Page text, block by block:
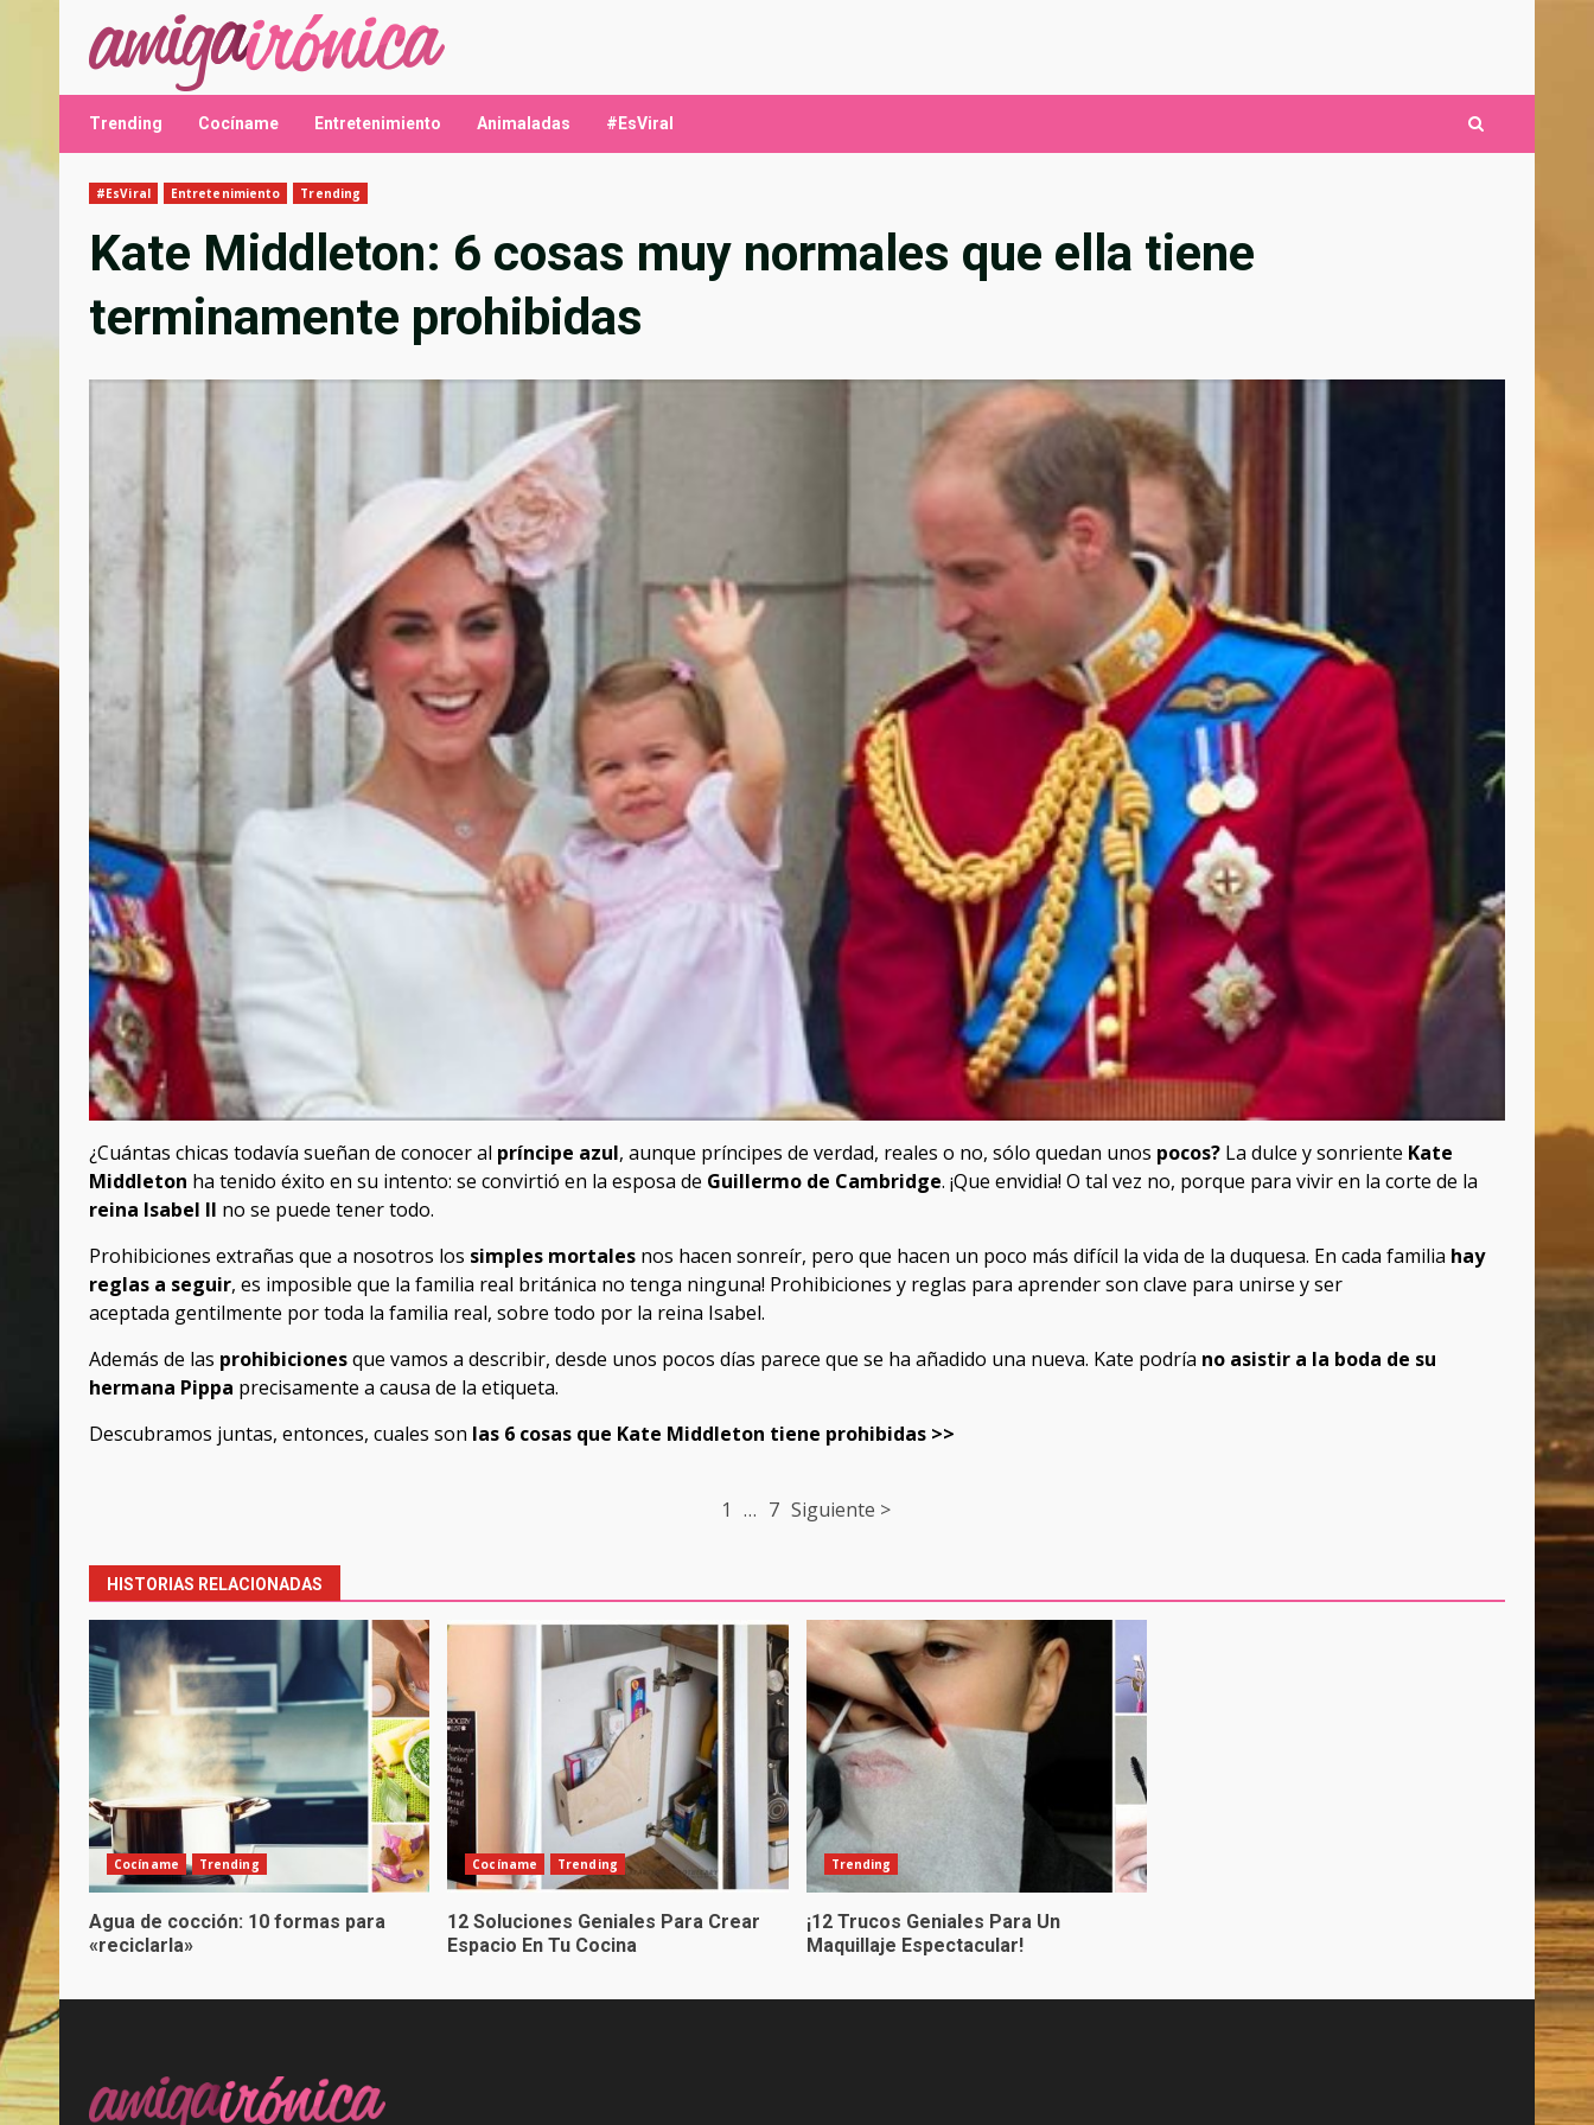
contenido
Trending Cocíname Entretenimiento Animaladas #EsViral
#EsViral Entretenimiento Trending
Kate Middleton: 6 cosas muy normales que ella tiene
terminamente prohibidas
¿Cuántas chicas todavía sueñan de conocer al príncipe azul, aunque príncipes de verdad, reales o no, sólo quedan unos pocos? La dulce y sonriente Kate
Middleton ha tenido éxito en su intento: se convirtió en la esposa de Guillermo de Cambridge. ¡Que envidia! O tal vez no, porque para vivir en la corte de la
reina Isabel II no se puede tener todo.
Prohibiciones extrañas que a nosotros los simples mortales nos hacen sonreír, pero que hacen un poco más difícil la vida de la duquesa. En cada familia hay
reglas a seguir, es imposible que la familia real británica no tenga ninguna! Prohibiciones y reglas para aprender son clave para unirse y ser
aceptada gentilmente por toda la familia real, sobre todo por la reina Isabel.
Además de las prohibicionesque vamos a describir, desde unos pocos días parece que se ha añadido una nueva. Kate podría no asistir a la boda de su
hermana Pippa precisamente a causa de la etiqueta.
Descubramos juntas, entonces, cuales son las 6 cosas que Kate Middleton tiene prohibidas >>
1 … 7 Siguiente >
HISTORIAS RELACIONADAS
Cocíname Trending
Agua de cocción: 10 formas para
«reciclarla»
Cocíname Trending
12 Soluciones Geniales Para Crear
Espacio En Tu Cocina
Trending
¡12 Trucos Geniales Para Un
Maquillaje Espectacular!